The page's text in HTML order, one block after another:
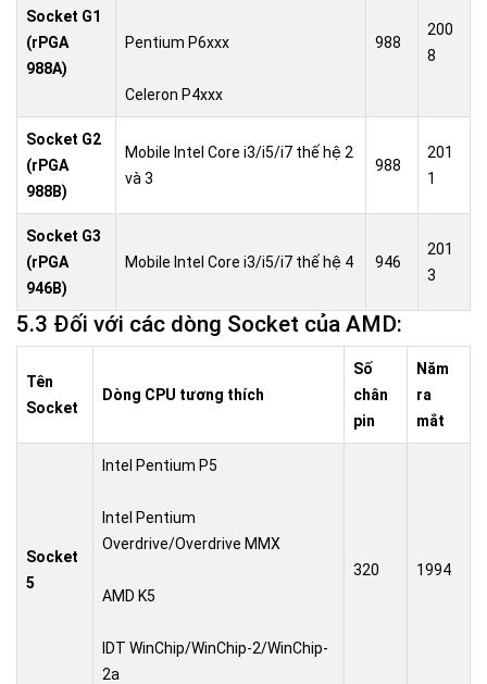
Socket G1
(rPGA
988A)
Pentium P6xxx
Celeron P4xxx
988
200
8
Socket G2
(rPGA
988B)
Mobile Intel Core i3/i5/i7 thế hệ 2
và 3
988
201
1
Socket G3
(rPGA
946B)
Mobile Intel Core i3/i5/i7 thế hệ 4 946
201
3
5.3 Đối với các dòng Socket của AMD:
Tên
Socket
Dòng CPU tương thích
Số
chân
pin
Năm
ra
mắt
Socket
5
Intel Pentium P5
Intel Pentium
Overdrive/Overdrive MMX
AMD K5
IDT WinChip/WinChip-2/WinChip-
2a
320 1994